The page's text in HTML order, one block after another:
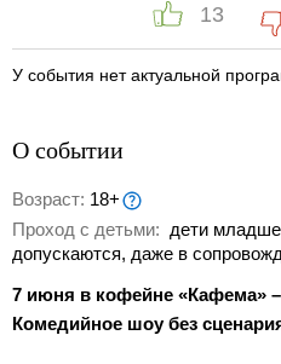
13
У события нет актуальной
О событии
Возраст: 18+
Проход с детьми: дети младше
допускаются, даже в
7 июня в кофейне «Кафема»
Комедийное шоу без